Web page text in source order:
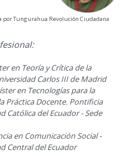
por Tungurahua Revolución Ciudadana
en Teoría y Crítica de la
Carlos III de Madrid
en Tecnologías para la
Práctica Docente. Pontificia
Católica del Ecuador - Sede
en Comunicación Social -
Central del Ecuador